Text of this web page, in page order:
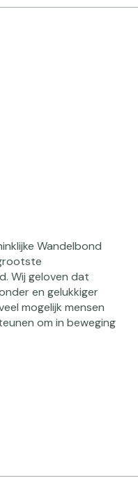
Wandelbond
Wij geloven dat
en gelukkiger
mogelijk mensen
om in beweging